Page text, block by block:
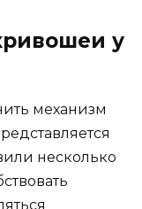
у
механизм
несколько